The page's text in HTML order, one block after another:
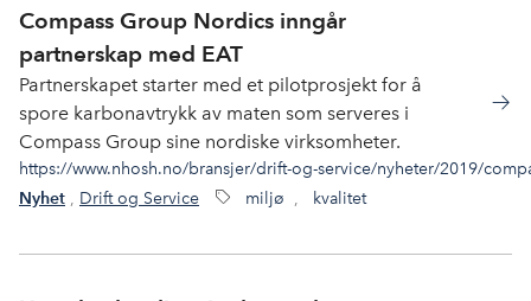
Compass Group Nordics inngår
partnerskap med EAT
Partnerskapet starter med et pilotprosjekt for å
spore karbonavtrykk av maten som serveres i
Compass Group sine nordiske virksomheter.
https://www.nhosh.no/bransjer/drift-og-service/nyheter/2019/
Nyhet , Drift og Service miljø , kvalitet